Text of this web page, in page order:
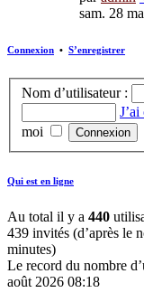
sam. 28
Connexion • S’enregistrer
Nom d’utilisateur :
moi
Qui est en ligne
Au total il y a 440
439 invités (d’après le
minutes)
Le record du nombre
août 2026 08:18